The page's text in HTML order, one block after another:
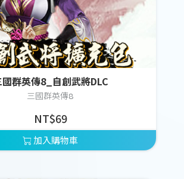
國群英傳8_自創武將DLC
三國群英傳8
NT$69
加入購物車